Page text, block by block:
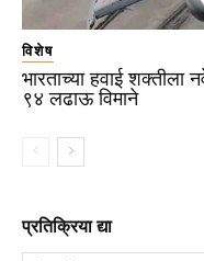
विशेष
भारताच्या हवाई
९४ लढाऊ विमाने
प्रतिक्रिया द्या